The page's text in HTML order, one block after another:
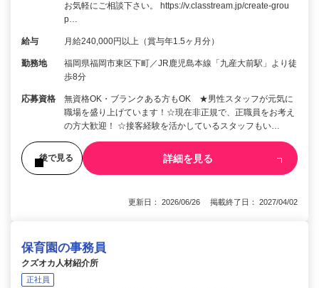
お気軽にご相談下さい。 https://v.classtream.jp/create-grou
p…
給与 月給240,000円以上（賞与年1.5ヶ月分）
勤務地
福岡県福岡市東区下町／JR鹿児島本線「九産大前駅」より徒
歩8分
応募資格
無資格OK・ブランクある方もOK ★男性スタッフが元気に
職場を盛り上げています！☆現在非正規で、正職員をお考え
の方大歓迎！ ☆接客経験を活かしているスタッフもい…
後で見る 詳細を見る
更新日： 2026/06/26 掲載終了日： 2027/04/02
保育園の事務員
クズオカ人材紹介所
正社員